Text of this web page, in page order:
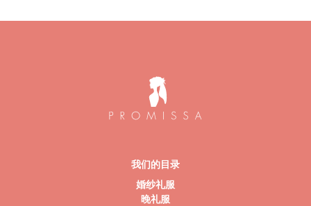
我们的目录
婚纱礼服
晚礼服